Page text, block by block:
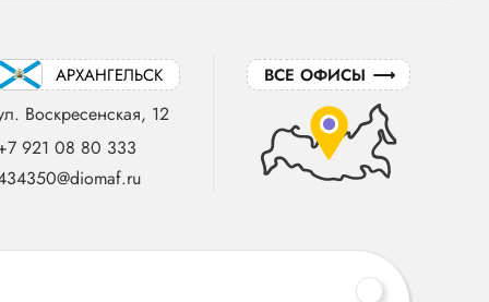
АРХАНГЕЛЬСК
Воскресенская, 12
921 08 80 333
ВСЕ ОФИСЫ